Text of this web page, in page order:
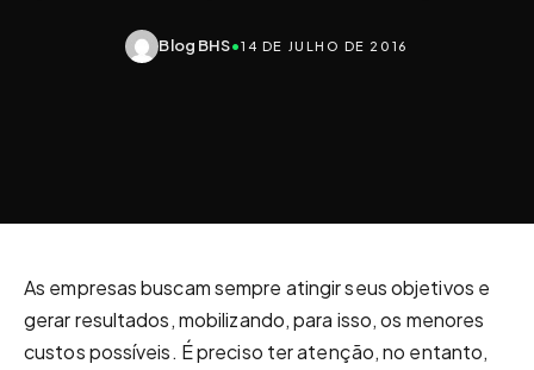
Blog BHS•14 DE JULHO DE 2016
As empresas buscam sempre atingir seus objetivos e
gerar resultados, mobilizando, para isso, os menores
custos possíveis. É preciso ter atenção, no entanto,